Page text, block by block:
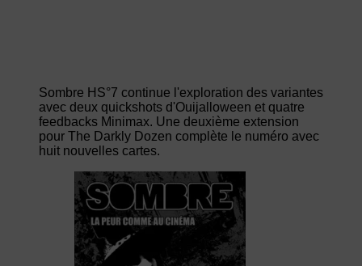
Sombre HS°7 continue l'exploration des variantes
avec deux quickshots d'Ouijalloween et quatre
feedbacks Minimax. Une deuxième extension
pour The Darkly Dozen complète le numéro avec
huit nouvelles cartes.